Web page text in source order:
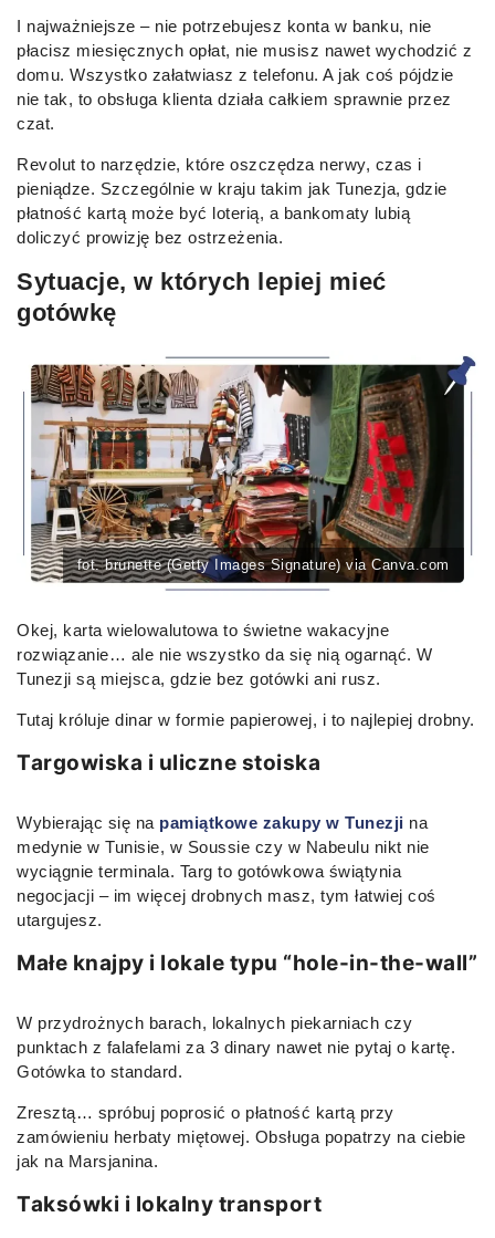
I najważniejsze – nie potrzebujesz konta w banku, nie
płacisz miesięcznych opłat, nie musisz nawet wychodzić z
domu. Wszystko załatwiasz z telefonu. A jak coś pójdzie
nie tak, to obsługa klienta działa całkiem sprawnie przez
czat.
Revolut to narzędzie, które oszczędza nerwy, czas i
pieniądze. Szczególnie w kraju takim jak Tunezja, gdzie
płatność kartą może być loterią, a bankomaty lubią
doliczyć prowizję bez ostrzeżenia.
Sytuacje, w których lepiej mieć
gotówkę
fot. brunette (Getty Images Signature) via Canva.com
Okej, karta wielowalutowa to świetne wakacyjne
rozwiązanie… ale nie wszystko da się nią ogarnąć. W
Tunezji są miejsca, gdzie bez gotówki ani rusz.
Tutaj króluje dinar w formie papierowej, i to najlepiej drobny.
Targowiska i uliczne stoiska
Wybierając się na pamiątkowe zakupy w Tunezji na
medynie w Tunisie, w Soussie czy w Nabeulu nikt nie
wyciągnie terminala. Targ to gotówkowa świątynia
negocjacji – im więcej drobnych masz, tym łatwiej coś
utargujesz.
Małe knajpy i lokale typu “hole-in-the-wall”
W przydrożnych barach, lokalnych piekarniach czy
punktach z falafelami za 3 dinary nawet nie pytaj o kartę.
Gotówka to standard.
Zresztą… spróbuj poprosić o płatność kartą przy
zamówieniu herbaty miętowej. Obsługa popatrzy na ciebie
jak na Marsjanina.
Taksówki i lokalny transport